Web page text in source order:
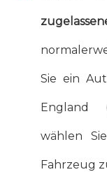
Sie ein
England
wählen
Fahrzeug